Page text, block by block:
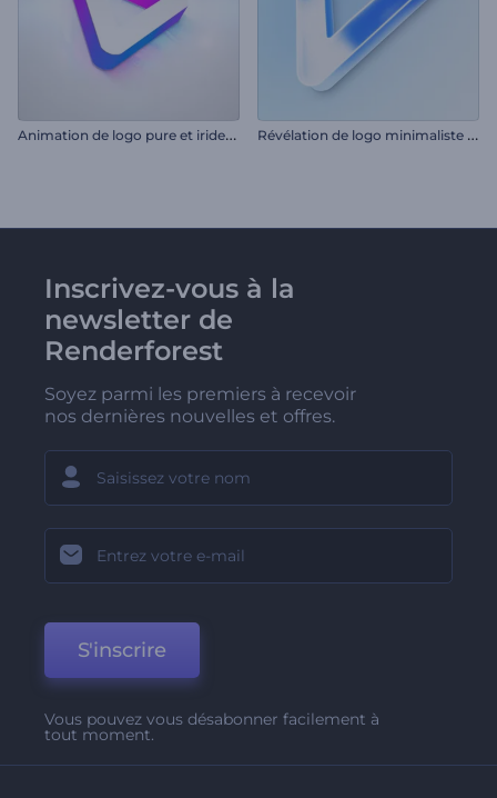
A
nimation de logo pure et iridescente R
évélation de logo minimaliste et brillant
Inscrivez-vous à la
newsletter de
Renderforest
Soyez parmi les premiers à recevoir
nos dernières nouvelles et offres.
S'inscrire
Vous pouvez vous désabonner facilement à
tout moment.